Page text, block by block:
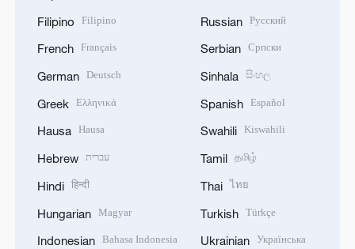
Filipino Filipino
French Français
German Deutsch
Greek Ελληνικά
Hausa Hausa
Hebrew עברית
Hindi हिन्दी
Hungarian Magyar
Indonesian Bahasa Indonesia
Russian Русский
Serbian Српски
Sinhala සිංහල
Spanish Español
Swahili Kiswahili
Tamil தமிழ்
Thai ไทย
Turkish Türkçe
Ukrainian Українська